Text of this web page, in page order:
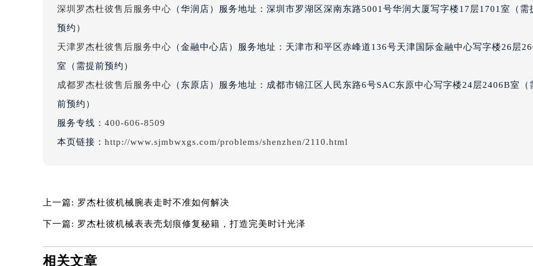
深圳罗杰杜彼售后服务中心 （华润店）服务地址：深圳市罗湖区深南东路5001号华润大厦写字楼17层1701室（需
预约）
天津罗杰杜彼售后服务中心 （金融中心店）服务地址：天津市和平区赤峰道136号天津国际金融中心写字楼26层
室（需提前预约）
成都罗杰杜彼售后服务中心 （东原店）服务地址：成都市锦江区人民东路6号SAC东原中心写字楼24层2406B室（
前预约）
服务专线： 400-606-8509
本页链接： http://www.sjmbwxgs.com/problems/shenzhen/2110.html
上一篇: 罗杰杜彼机械腕表走时不准如何解决
下一篇: 罗杰杜彼机械表表壳划痕修复秘籍，打造完美时计光泽
相关文章